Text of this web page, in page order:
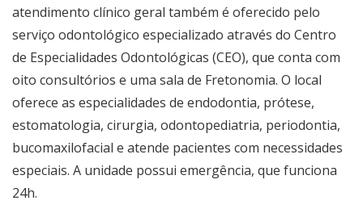
atendimento clínico geral também é oferecido pelo
serviço odontológico especializado através do Centro
de Especialidades Odontológicas (CEO), que conta com
oito consultórios e uma sala de Fretonomia. O local
oferece as especialidades de endodontia, prótese,
estomatologia, cirurgia, odontopediatria, periodontia,
bucomaxilofacial e atende pacientes com necessidades
especiais. A unidade possui emergência, que funciona
24h.